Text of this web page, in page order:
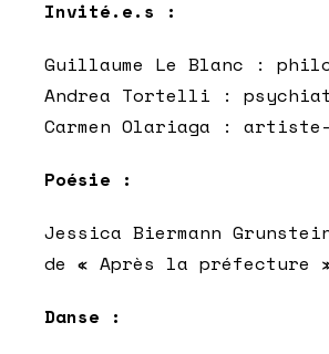
Invité.e.s :
Guillaume Le Blanc :
Andrea Tortelli :
Carmen Olariaga :
Poésie :
Jessica Biermann
de « Après la préfecture
Danse :